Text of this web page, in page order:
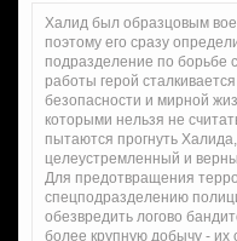
Халид был образцовым
поэтому его сразу
подразделение по борьбе
работы герой
безопасности и мирной
которыми нельзя не
пытаются прогнуть
целеустремленный и
Для предотвращения
спецподразделению
обезвредить логово
более крупную добычу - их